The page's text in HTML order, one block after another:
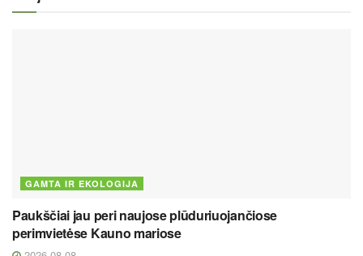
GAMTA IR EKOLOGIJA
Paukščiai jau peri naujose plūduriuojančiose
perimvietėse Kauno mariose